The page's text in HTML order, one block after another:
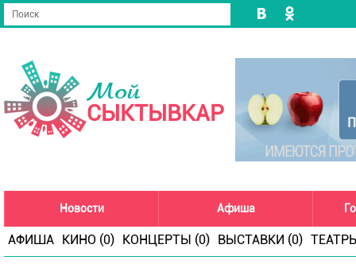
Мой
СЫКТЫВКАР
Новости Афиша
АФИША КИНО (0) КОНЦЕРТЫ (0) ВЫСТАВКИ (0)